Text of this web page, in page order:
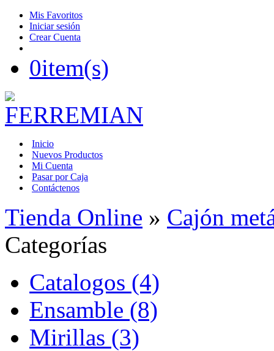
Mis Favoritos
Iniciar sesión
Crear Cuenta
0item(s)
Inicio
Nuevos Productos
Mi Cuenta
Pasar por Caja
Contáctenos
Tienda Online » Cajón
Categorías
Catalogos (4)
Ensamble (8)
Mirillas (3)